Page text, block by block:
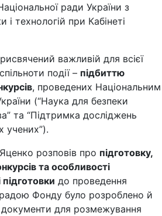
ради України з
і технологій при Кабінеті
важливій для всієї
події – підбиттю
, проведених Національним
(“Наука для безпеки
та “Підтримка досліджень
учених”).
розповів про підготовку,
та особливості
підготовки до проведення
Фонду було розроблено й
для розмежування